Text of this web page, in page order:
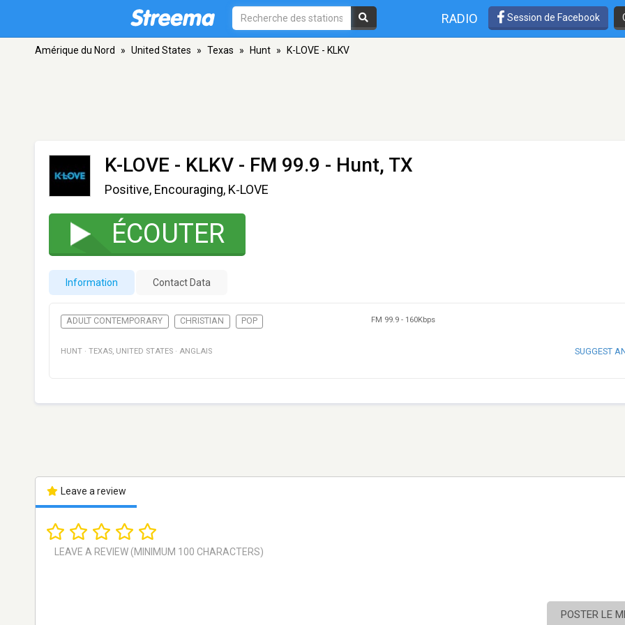
RADIO Session de Facebook
Amérique du Nord » United States » Texas » Hunt » K-LOVE - KLKV
K-LOVE - KLKV - FM 99.9 - Hunt, TX
Positive, Encouraging, K‑LOVE
ÉCOUTER
Information Contact Data
ADULT CONTEMPORARY CHRISTIAN POP FM 99.9 - 160Kbps
HUNT · TEXAS, UNITED STATES · ANGLAIS SUGGEST
Leave a review
POSTER LE